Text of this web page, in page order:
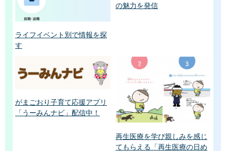
ライフイベント別で情報を探
す
の魅力を発信
がまごおり子育て応援アプリ
「うーみんナビ」配信中！
再生医療を学び親しみを感じ
てもらえる「再生医療の日め